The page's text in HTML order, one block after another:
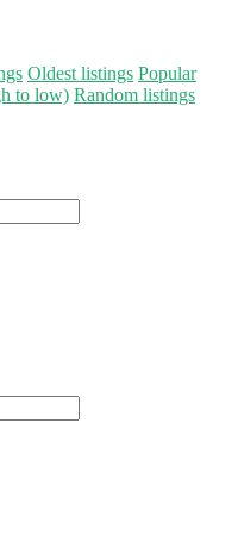
Oldest listings Popular
to low) Random listings